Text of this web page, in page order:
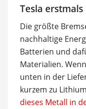
Tesla
Die größte
nachhaltige
Batterien und
Materialien.
unten in der
kurzem zu
dieses Metall in